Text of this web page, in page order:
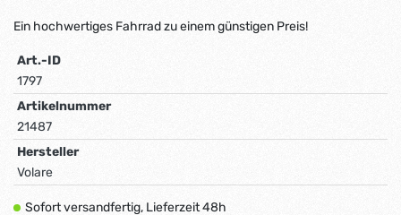
Ein hochwertiges Fahrrad zu einem günstigen Preis!
Art.-ID
1797
Artikelnummer
21487
Hersteller
Volare
Sofort versandfertig, Lieferzeit 48h